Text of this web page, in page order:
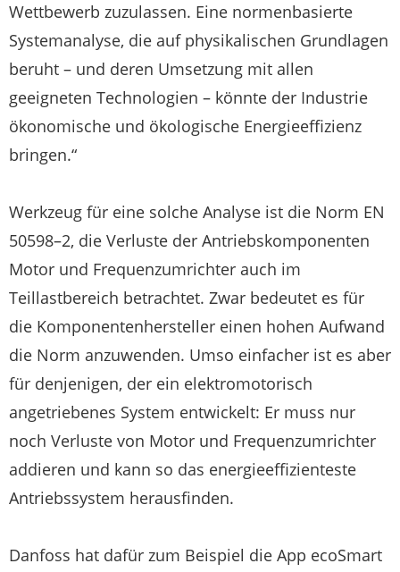
Wettbewerb zuzulassen. Eine normenbasierte
Systemanalyse, die auf physikalischen Grundlagen
beruht – und deren Umsetzung mit allen
geeigneten Technologien – könnte der Industrie
ökonomische und ökologische Energieeffizienz
bringen.“
Werkzeug für eine solche Analyse ist die Norm EN
50598–2, die Verluste der Antriebskomponenten
Motor und Frequenzumrichter auch im
Teillastbereich betrachtet. Zwar bedeutet es für
die Komponentenhersteller einen hohen Aufwand
die Norm anzuwenden. Umso einfacher ist es aber
für denjenigen, der ein elektromotorisch
angetriebenes System entwickelt: Er muss nur
noch Verluste von Motor und Frequenzumrichter
addieren und kann so das energieeffizienteste
Antriebssystem herausfinden.
Danfoss hat dafür zum Beispiel die App ecoSmart